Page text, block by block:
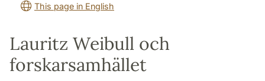
This page in English
Lauritz Weibull och
forskarsamhället